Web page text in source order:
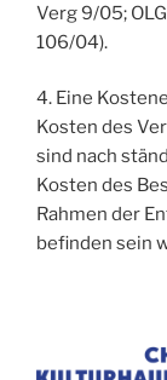
Verg 9/05;
106/04).
4. Eine
Kosten des
sind nach
Kosten des
Rahmen der
befinden sein